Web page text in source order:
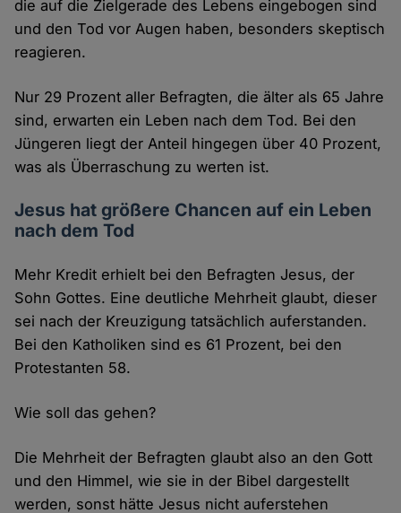
die auf die Zielgerade des Lebens eingebogen sind
und den Tod vor Augen haben, besonders skeptisch
reagieren.
Nur 29 Prozent aller Befragten, die älter als 65 Jahre
sind, erwarten ein Leben nach dem Tod. Bei den
Jüngeren liegt der Anteil hingegen über 40 Prozent,
was als Überraschung zu werten ist.
Jesus hat größere Chancen auf ein Leben
nach dem Tod
Mehr Kredit erhielt bei den Befragten Jesus, der
Sohn Gottes. Eine deutliche Mehrheit glaubt, dieser
sei nach der Kreuzigung tatsächlich auferstanden.
Bei den Katholiken sind es 61 Prozent, bei den
Protestanten 58.
Wie soll das gehen?
Die Mehrheit der Befragten glaubt also an den Gott
und den Himmel, wie sie in der Bibel dargestellt
werden, sonst hätte Jesus nicht auferstehen